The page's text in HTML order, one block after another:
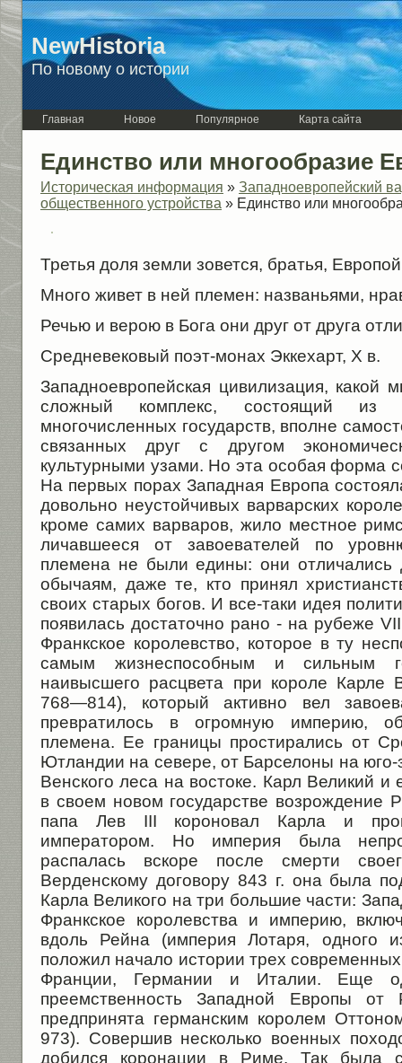
NewHistoria
По новому о истории
Главная Новое Популярное Карта сайта
Единство или многообразие
Историческая информация » Западноевропейский
общественного устройства » Единство или
Третья доля земли зовется, братья,
Много живет в ней племен: названьями,
Речью и верою в Бога они друг от друга
Средневековый поэт-монах Эккехарт, X в.
Западноевропейская цивилизация, какой
сложный комплекс, состоящий из
многочисленных государств, вполне
связанных друг с другом
культурными узами. Но эта особая форма
На первых порах Западная Европа
довольно неустойчивых варвар­ских
кроме самих варваров, жило местное
личавшееся от завоевателей по
племена не были едины: они отличались
обычаям, даже те, кто при­нял
своих старых богов. И все-таки идея
появилась достаточно рано - на рубеже
Франкское королевство, которое в ту
самым жизнеспособным и сильным
наивысшего расцвета при короле Кар­ле
768—814), который ак­тивно вел
превра­тилось в огромную империю,
племена. Ее границы простирались от
Ютландии на севере, от Барселоны на юго-
Венского леса на востоке. Карл Великий
в своем новом государстве возрождение
папа Лев III короновал Карла и
императором. Но империя была
распалась вскоре после смерти
Верденскому договору 843 г. она была
Карла Ве­ликого на три большие части:
Франкское королевства и империю,
вдоль Рейна (империя Лотаря, одного
положил начало истории трех современных
Франции, Германии и Италии. Еще
преемственность За­падной Европы
предприня­та германским королем
973). Совершив несколько военных
добился коронации в Риме. Так была